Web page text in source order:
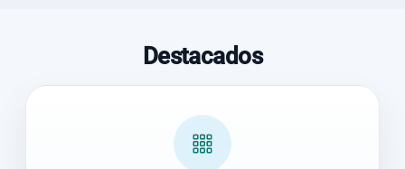
Destacados